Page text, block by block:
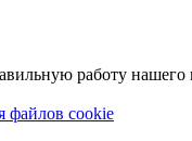
работу нашего
файлов cookie